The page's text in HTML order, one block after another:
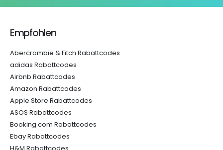
Empfohlen
Abercrombie & Fitch Rabattcodes
adidas Rabattcodes
Airbnb Rabattcodes
Amazon Rabattcodes
Apple Store Rabattcodes
ASOS Rabattcodes
Booking.com Rabattcodes
Ebay Rabattcodes